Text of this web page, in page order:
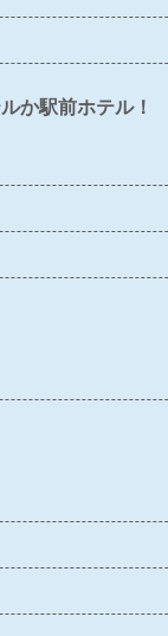
〇 ×
× 〇
× 〇
か駅前ホテル！